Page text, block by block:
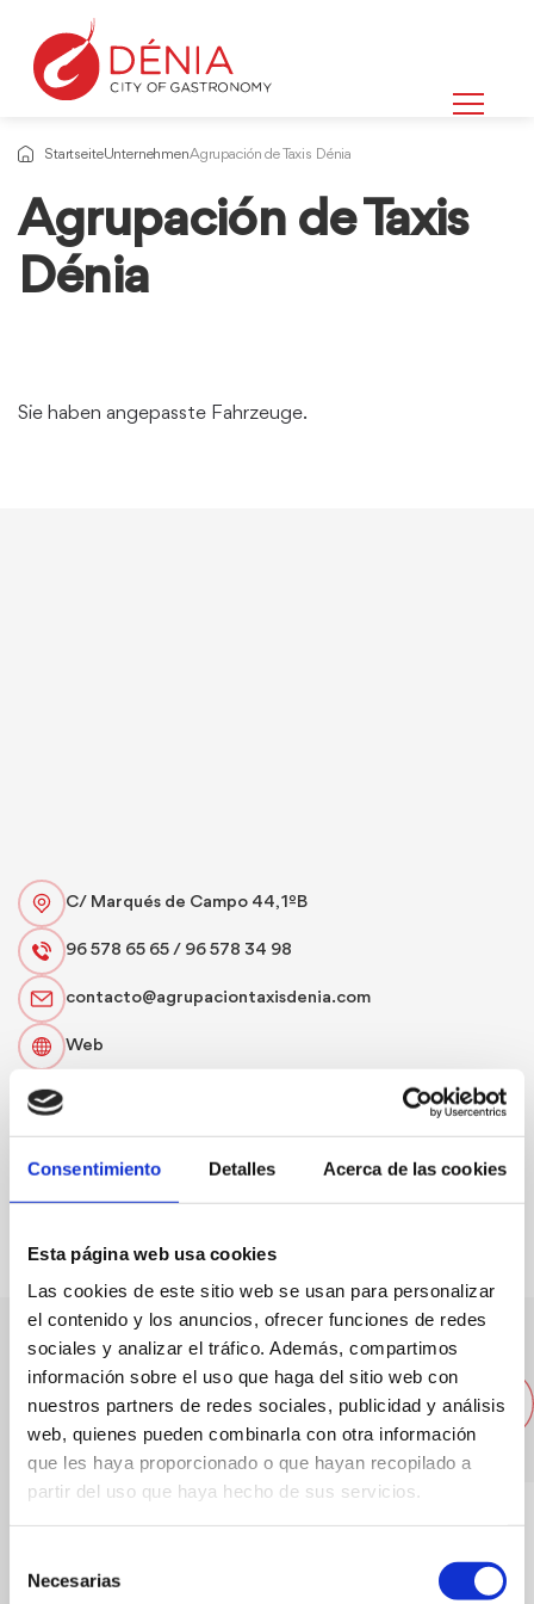
Consentimiento Detalles Acerca de las cookies
Esta página web usa cookies
Las cookies de este sitio web se usan para personalizar
el contenido y los anuncios, ofrecer funciones de redes
sociales y analizar el tráfico. Además, compartimos
información sobre el uso que haga del sitio web con
nuestros partners de redes sociales, publicidad y análisis
web, quienes pueden combinarla con otra información
que les haya proporcionado o que hayan recopilado a
partir del uso que haya hecho de sus servicios.
Necesarias
StartseiteUnternehmenAgrupación de Taxis Dénia
Agrupación de Taxis
Dénia
Sie haben angepasste Fahrzeuge.
FAVORITOS
C/ Marqués de Campo 44, 1ºB
96 578 65 65 / 96 578 34 98
contacto@agrupaciontaxisdenia.com
Web
Andere Unternehmen in der
Nähe